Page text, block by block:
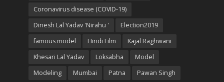
Coronavirus disease (COVID-19)
Dinesh Lal Yadav 'Nirahu '
Election2019
famous model
Hindi Film
Kajal Raghwani
Khesari Lal Yadav
Loksabha
Model
Modeling
Mumbai Patna Pawan Singh